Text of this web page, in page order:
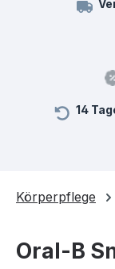
14
Körperpflege
Oral-B